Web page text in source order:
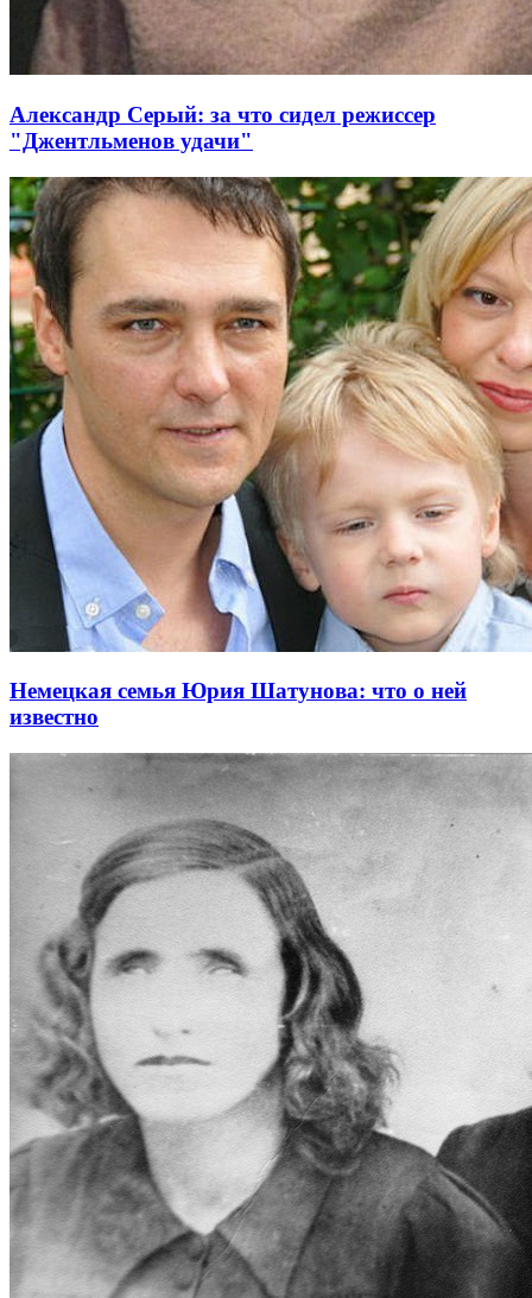
Александр Серый: за что сидел режиссер
"Джентльменов удачи"
Немецкая семья Юрия Шатунова: что о ней
известно